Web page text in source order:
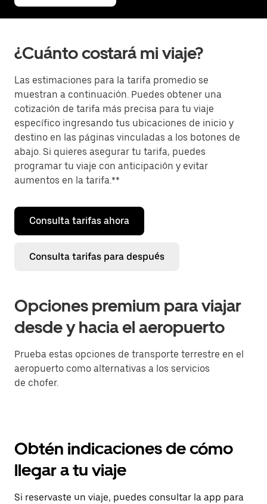
¿Cuánto costará mi viaje?
Las estimaciones para la tarifa promedio se
muestran a continuación. Puedes obtener una
cotización de tarifa más precisa para tu viaje
específico ingresando tus ubicaciones de inicio y
destino en las páginas vinculadas a los botones de
abajo. Si quieres asegurar tu tarifa, puedes
programar tu viaje con anticipación y evitar
aumentos en la tarifa.**
Consulta tarifas ahora
Consulta tarifas para después
Opciones premium para viajar
desde y hacia el aeropuerto
Prueba estas opciones de transporte terrestre en el
aeropuerto como alternativas a los servicios
de chofer.
Obtén indicaciones de cómo
llegar a tu viaje
Si reservaste un viaje, puedes consultar la app para